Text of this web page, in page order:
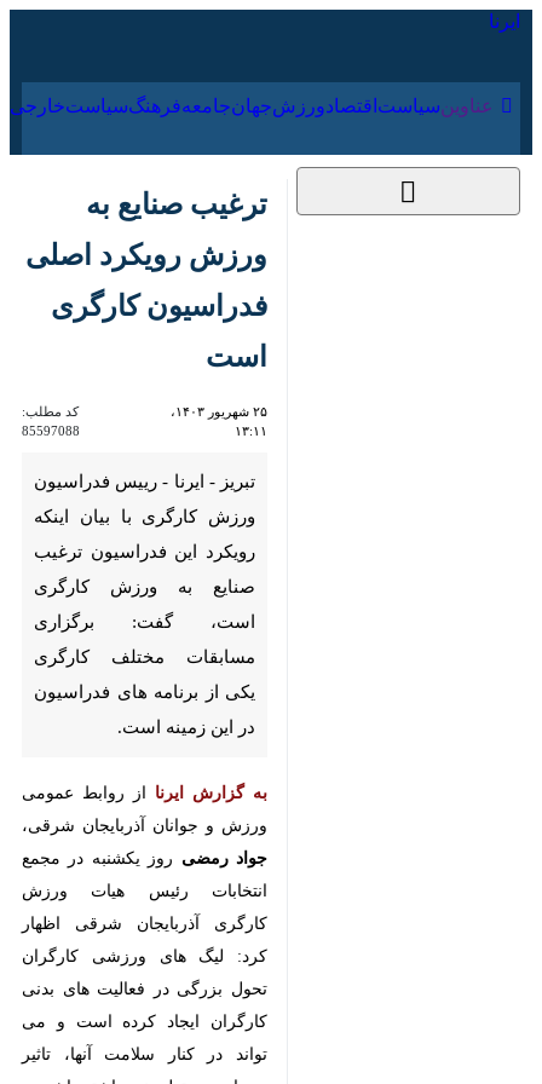
عناوین‌ سیاست اقتصاد ورزش جهان جامعه فرهنگ
ترغیب صنایع به ورزش
رویکرد اصلی فدراسیون
کارگری است
۲۵ شهریور ۱۴۰۳، ۱۳:۱۱
تبریز - ایرنا - رییس فدراسیون
این فدراسیون ترغیب صنایع به
ورزش کارگری است، گفت: برگزاری
مسابقات مختلف کارگری یکی از
برنامه های فدراسیون در این زمینه
است.
به گزارش ایرنااز روابط عمومی ورزش
و جوانان آذربایجان شرقی،
رئیس هیات ورزش کارگری آذربایجان
شرقی اظهار کرد: لیگ های ورزشی
کارگران تحول بزرگی در فعالیت های
بدنی کارگران ایجاد کرده است و می
تواند در کنار سلامت آنها، تاثیر بسزایی
در تولید نیز داشته باشد.
وی با بیان اینکه هیات آذربایجان
شرقی همواره در رده های برتر کشور
قرار داشته و این نشان دهنده